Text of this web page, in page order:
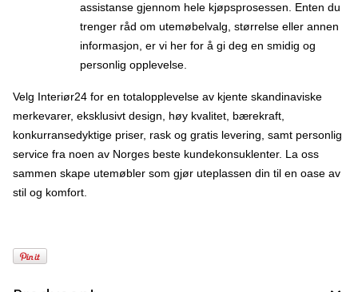
assistanse gjennom hele kjøpsprosessen. Enten du
trenger råd om utemøbelvalg, størrelse eller annen
informasjon, er vi her for å gi deg en smidig og
personlig opplevelse.
Velg Interiør24 for en totalopplevelse av kjente skandinaviske
merkevarer, eksklusivt design, høy kvalitet, bærekraft,
konkurransedyktige priser, rask og gratis levering, samt personlig
service fra noen av Norges beste kundekonsuklenter. La oss
sammen skape utemøbler som gjør uteplassen din til en oase av
stil og komfort.